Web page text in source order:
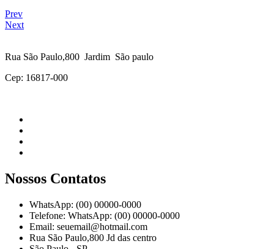
Prev
Next
Rua São Paulo,800 Jardim São paulo
Cep: 16817-000
Nossos Contatos
WhatsApp: (00) 00000-0000
Telefone: WhatsApp: (00) 00000-0000
Email: seuemail@hotmail.com
Rua São Paulo,800 Jd das centro